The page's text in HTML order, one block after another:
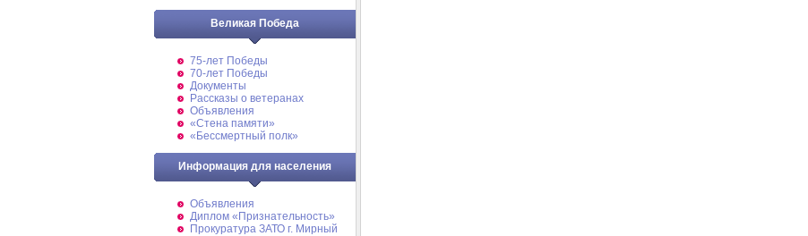
Великая Победа
75-лет Победы
70-лет Победы
Документы
Рассказы о ветеранах
Объявления
«Стена памяти»
«Бессмертный полк»
Информация для населения
Объявления
Диплом «Признательность»
Прокуратура ЗАТО г. Мирный